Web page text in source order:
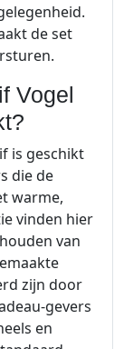
de set
Vogel
is geschikt
die de
warme,
vinden hier
van
zijn door
gevers
en